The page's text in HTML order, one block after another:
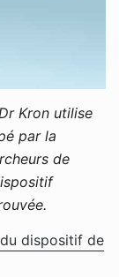
Kron utilise
par la
de
dispositif de